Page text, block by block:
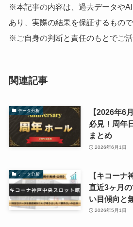
※本記事の内容は、過去データや
あり、実際の結果を保証するもので
※ご自身の判断と責任のもとでご活
関連記事
データ分析
【2026年6
必見！周年
まとめ
2026年6月1日
データ分析
【キコーナ
直近3ヶ月
い目傾向と
2026年5月1日